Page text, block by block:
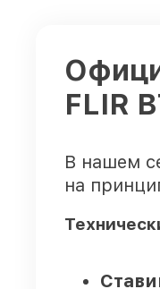
FLIR
В нашем
на